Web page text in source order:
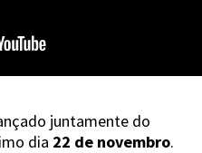
juntamente do
dia 22 de novembro.